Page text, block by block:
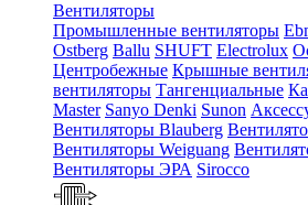
Вентиляторы
Промышленные вентиляторы
Ostberg Ballu SHUFT Electrolux
Центробежные Крышные
вентиляторы Тангенциальные
Master Sanyo Denki Sunon
Вентиляторы Blauberg
Вентиляторы Weiguang
Вентиляторы ЭРА Sirocco